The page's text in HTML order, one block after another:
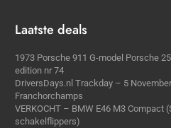
Laatste deals
1973 Porsche 911 G-model Porsche
edition nr 74
DriversDays.nl Trackday – 5
Franchorchamps
VERKOCHT – BMW E46 M3 Compact
schakelflippers)